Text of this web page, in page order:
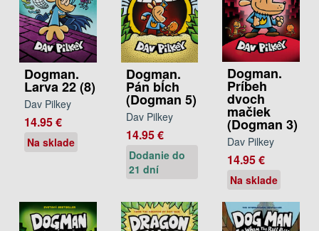
Dogman.
Larva 22 (8)
Dav Pilkey
14.95 €
Na sklade
Dogman.
Pán bĺch
(Dogman 5)
Dav Pilkey
14.95 €
Dodanie do
21 dní
Dogman.
Príbeh
dvoch
mačiek
(Dogman 3)
Dav Pilkey
14.95 €
Na sklade